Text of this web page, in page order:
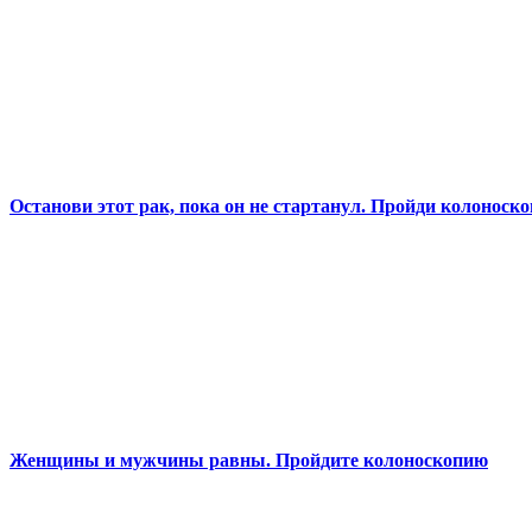
Останови этот рак, пока он не стартанул. Пройди
Женщины и мужчины равны. Пройдите колоноскопию